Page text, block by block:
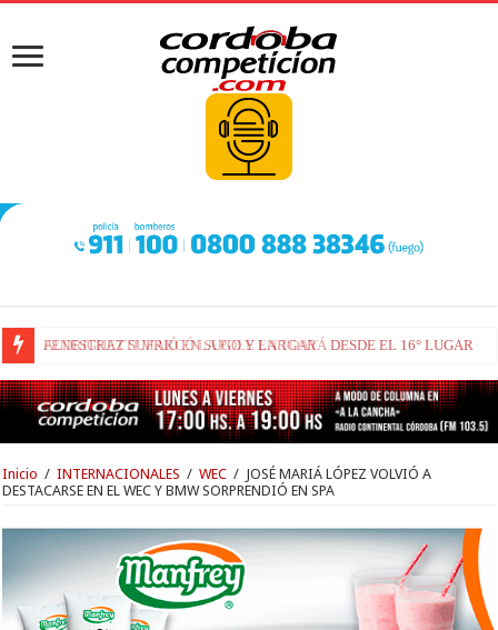
FENESTRAZ SUFRIÓ EN SUGO Y LARGARÁ DESDE EL 16° LUGAR
Inicio / INTERNACIONALES / WEC / JOSÉ MARIÁ LÓPEZ VOLVIÓ A
DESTACARSE EN EL WEC Y BMW SORPRENDIÓ EN SPA